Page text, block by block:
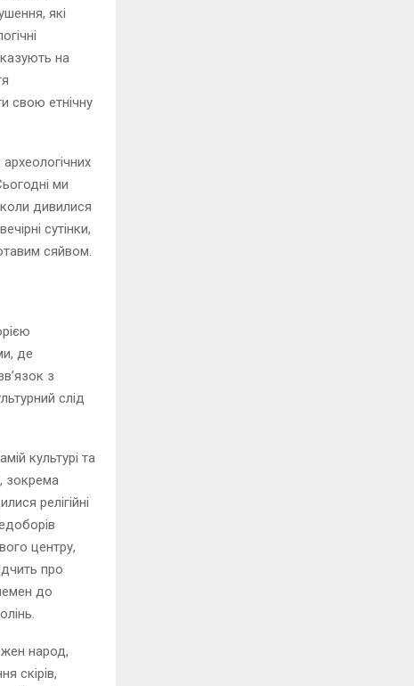
які
на
свою етнічну
ми
дивилися
сутінки,
сяйвом.
де
з
слід
культурі та
зокрема
релігійні
центру,
про
до
народ,
скірів,